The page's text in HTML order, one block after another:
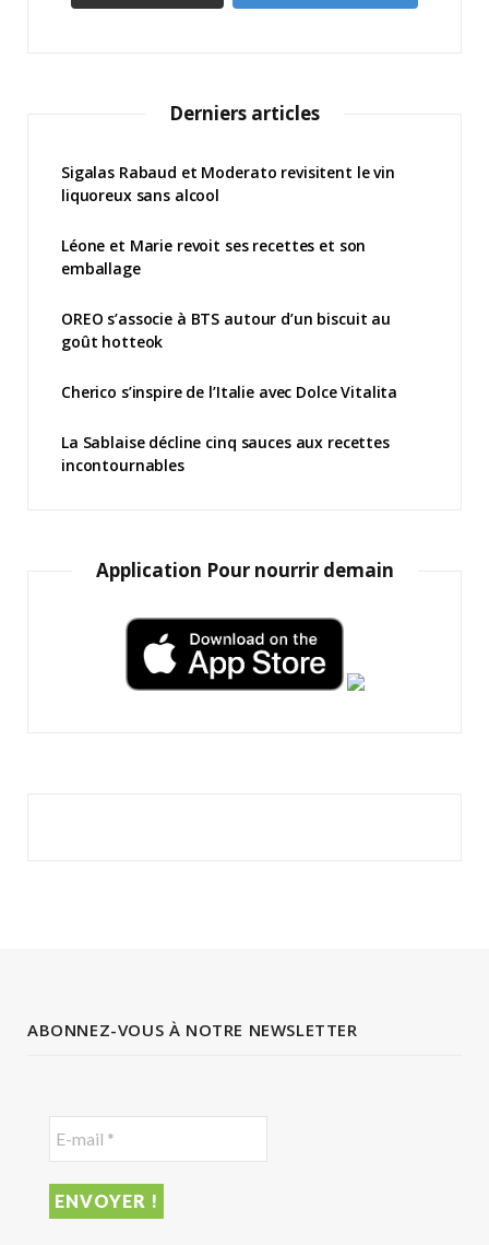
Derniers articles
Sigalas Rabaud et Moderato revisitent le vin
liquoreux sans alcool
Léone et Marie revoit ses recettes et son
emballage
OREO s’associe à BTS autour d’un biscuit au
goût hotteok
Cherico s’inspire de l’Italie avec Dolce Vitalita
La Sablaise décline cinq sauces aux recettes
incontournables
Application Pour nourrir demain
ABONNEZ-VOUS À NOTRE NEWSLETTER